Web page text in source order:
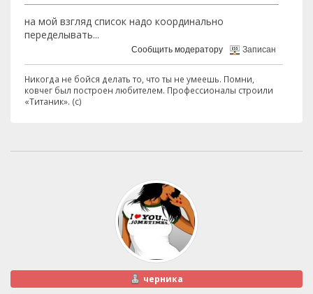
на мой взгляд список надо координально
переделывать...
Сообщить модератору Записан
Никогда не бойся делать то, что ты не умеешь. Помни,
ковчег был построен любителем. Профессионалы строили
«Титаник». (с)
черника